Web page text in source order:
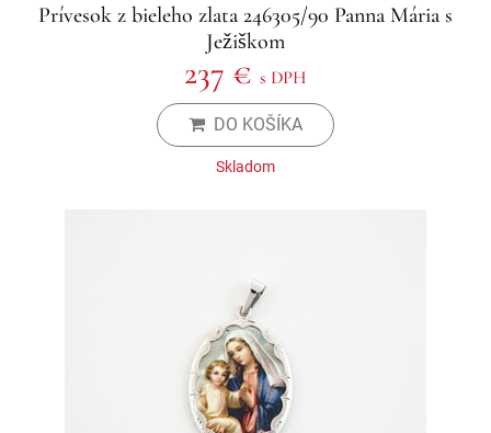
Prívesok z bieleho zlata 246305/90 Panna Mária s
Ježiškom
237 € s DPH
DO KOŠÍKA
Skladom